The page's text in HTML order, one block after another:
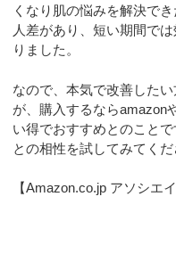
くなり肌の悩みを解決で
人差があり、短い期間で
りました。
なので、本気で改善した
が、購入するならamazon
い得でおすすめとのこと
との相性を試してみてくだ
【Amazon.co.jp アソシエイ